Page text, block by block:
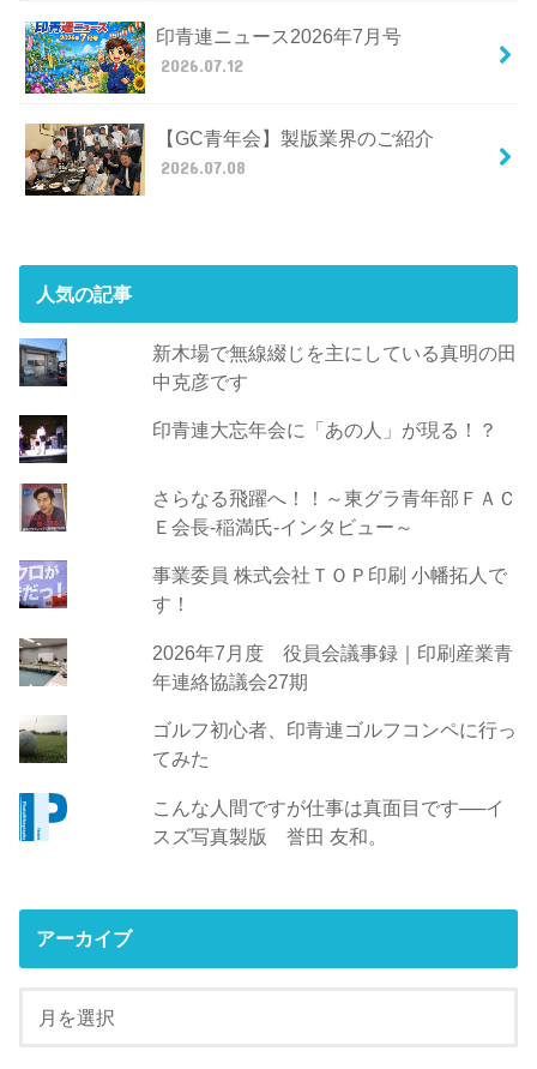
印青連ニュース2026年7月号
2026.07.12
【GC青年会】製版業界のご紹介
2026.07.08
人気の記事
新木場で無線綴じを主にしている真明の田
中克彦です
印青連大忘年会に「あの人」が現る！？
さらなる飛躍へ！！～東グラ青年部ＦＡＣ
Ｅ会長-稲満氏-インタビュー～
事業委員 株式会社ＴＯＰ印刷 小幡拓人で
す！
2026年7月度 役員会議事録｜印刷産業青
年連絡協議会27期
ゴルフ初心者、印青連ゴルフコンペに行っ
てみた
こんな人間ですが仕事は真面目です──イ
スズ写真製版 誉田 友和。
アーカイブ